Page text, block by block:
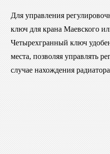
Для управления
ключ для крана Маевского
Четырехгранный ключ
места, позволяя управлять
случае нахождения